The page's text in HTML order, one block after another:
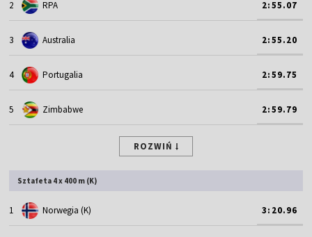
2 RPA 2:55.07
3 Australia 2:55.20
4 Portugalia 2:59.75
5 Zimbabwe 2:59.79
ROZWIŃ
Sztafeta 4 x 400 m (K)
1 Norwegia (K) 3:20.96